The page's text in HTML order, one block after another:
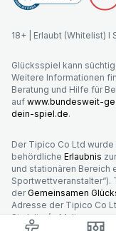
18+ | Erlaubt (Whitelist)
Glücksspiel kann
Weitere Informationen
Beratung und Hilfe für
auf www.bundesweit-
dein-spiel.de.
Der Tipico Co Ltd
behördliche Erlaubnis
und stationären Bereich
Sportwettveranstalter“).
derGemeinsamen
Adresse der Tipico Co
St. Julian’s, Malta